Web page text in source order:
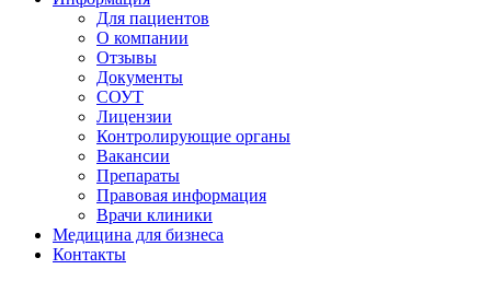
Для пациентов
О компании
Отзывы
Документы
СОУТ
Лицензии
Контролирующие органы
Вакансии
Препараты
Правовая информация
Врачи клиники
Медицина для бизнеса
Контакты